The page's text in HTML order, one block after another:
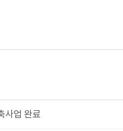
사업 완료